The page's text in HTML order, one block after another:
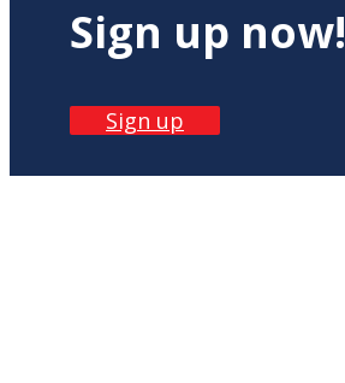
Sign up now!
Sign up